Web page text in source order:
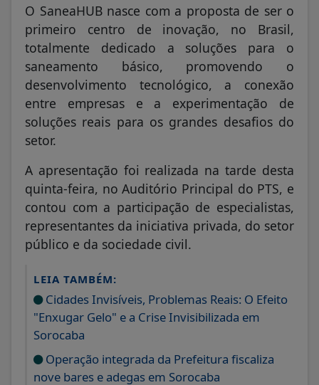
O SaneaHUB nasce com a proposta de ser o
primeiro centro de inovação, no Brasil,
totalmente dedicado a soluções para o
saneamento básico, promovendo o
desenvolvimento tecnológico, a conexão
entre empresas e a experimentação de
soluções reais para os grandes desafios do
setor.
A apresentação foi realizada na tarde desta
quinta-feira, no Auditório Principal do PTS, e
contou com a participação de especialistas,
representantes da iniciativa privada, do setor
público e da sociedade civil.
LEIA TAMBÉM:
Cidades Invisíveis, Problemas Reais: O Efeito
"Enxugar Gelo" e a Crise Invisibilizada em
Sorocaba
Operação integrada da Prefeitura fiscaliza
nove bares e adegas em Sorocaba